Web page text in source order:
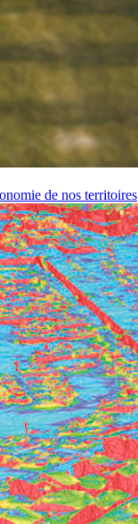
de nos territoires